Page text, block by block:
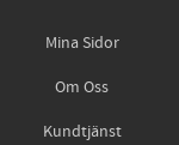
Mina Sidor
Om Oss
Kundtjänst